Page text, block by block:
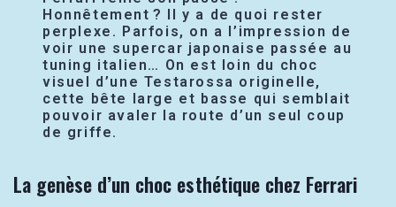
Honnêtement ? Il y a de quoi rester
perplexe. Parfois, on a l’impression de
voir une supercar japonaise passée au
tuning italien… On est loin du choc
visuel d’une Testarossa originelle,
cette bête large et basse qui semblait
pouvoir avaler la route d’un seul coup
de griffe.
La genèse d’un choc esthétique chez Ferrari